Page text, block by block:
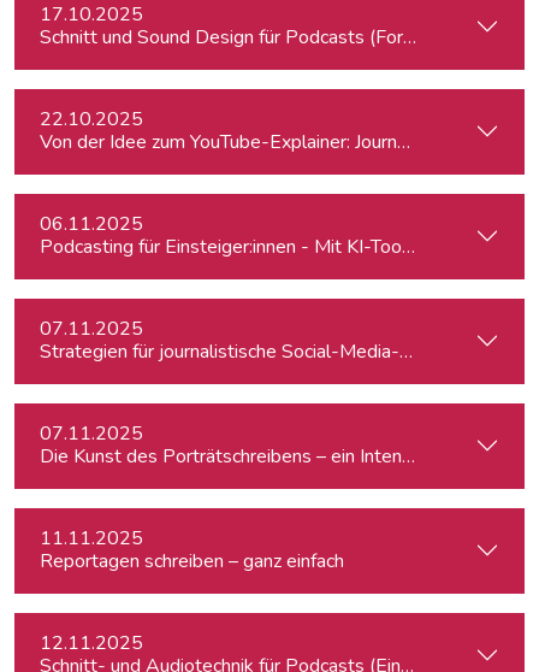
17.10.2025
Schnitt und Sound Design für Podcasts (Fortgeschrittene)
22.10.2025
Von der Idee zum YouTube-Explainer: Journalistische
06.11.2025
Podcasting für Einsteiger:innen - Mit KI-Tools zum Erfolg
07.11.2025
Strategien für journalistische Social-Media-Recherchen
07.11.2025
Die Kunst des Porträtschreibens – ein Intensiv-Workshop
11.11.2025
Reportagen schreiben – ganz einfach
12.11.2025
Schnitt- und Audiotechnik für Podcasts (Einsteiger:innen)